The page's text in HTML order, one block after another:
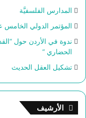
المدارس الفلسفيَّة
المؤتمر الدولي الخامس
ندوة في الأردن حول
الحضاري “
تشكيل العقل الحديث
الأرشيف